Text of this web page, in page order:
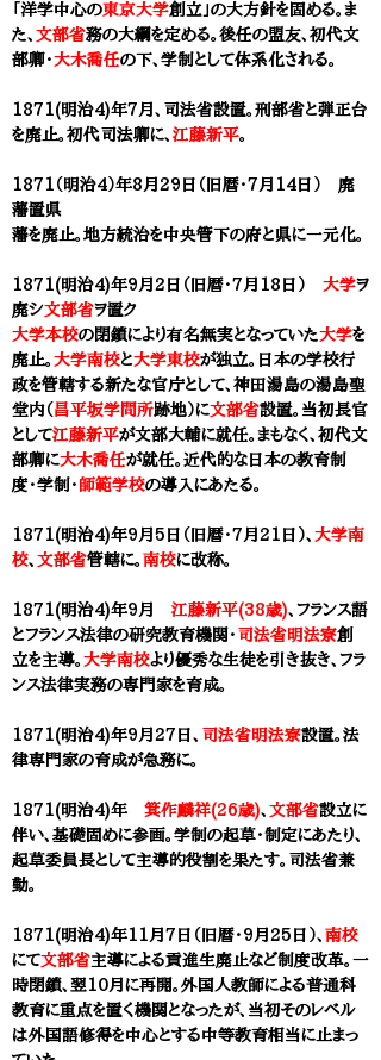
「 洋学中心の東京大学創立」の大方針を固める。ま
た、 文部省務の大綱を定める。後任の盟友、初代文
部卿・大木喬任の下、学制として体系化される。
1871(明治4)年7月、司法省設置。刑部省と弾正台
を廃止。初代司法卿に、 江藤新平。
1871（明治4）年8月29日（旧暦・7月14日） 廃
藩置県
藩を廃止。地方統治を中央管下の府と県に一元化。
1871(明治4)年9月2日（旧暦・7月18日） 大学ヲ
廃シ文部省ヲ置ク
大学本校の閉鎖により有名無実となっていた大学を
廃止。 大学南校と大学東校が独立。日本の学校行
政を管轄する新たな官庁として、神田湯島の湯島聖
堂内（ 昌平坂学問所跡地）に文部省設置。当初長官
として江藤新平が文部大輔に就任。まもなく、初代文
部卿に大木喬任が就任。近代的な日本の教育制
度・学制・ 師範学校の導入にあたる。
1871(明治4)年9月5日（旧暦・7月21日）、 大学南
校、 文部省管轄に。 南校に改称。
1871(明治4)年9月 江藤新平(38歳)、フランス語
とフランス法律の研究教育機関・ 司法省明法寮創
立を主導。 大学南校より優秀な生徒を引き抜き、フラ
ンス法律実務の専門家を育成。​
1871(明治4)年9月27日、 司法省明法寮設置。法
律専門家の育成が急務に。
1871(明治4)年 箕作麟祥(26歳)、 文部省設立に
伴い、基礎固めに参画。学制の起草・制定にあたり、
起草委員長として主導的役割を果たす。 司法省兼
勤。
1871(明治4)年11月7日（旧暦・9月25日）、 南校
にて文部省主導による貢進生廃止など制度改革。一
時閉鎖、翌10月に再開。外国人教師による普通科
教育に重点を置く機関となったが、当初そのレベル
は外国語修得を中心とする中等教育相当に止まっ